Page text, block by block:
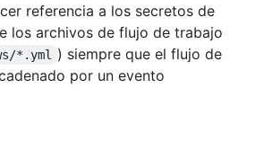
referencia a los secretos de
los archivos de flujo de trabajo
*.yml
) siempre que el flujo de
por un evento